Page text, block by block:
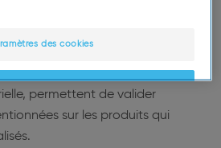
dans le Pôle d’Expertise
permettent de valider
sur les produits qui
des cookies